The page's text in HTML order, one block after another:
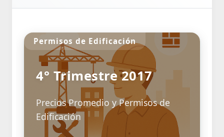
Edificación
2017
y Permisos de
Supermercados
Informe -